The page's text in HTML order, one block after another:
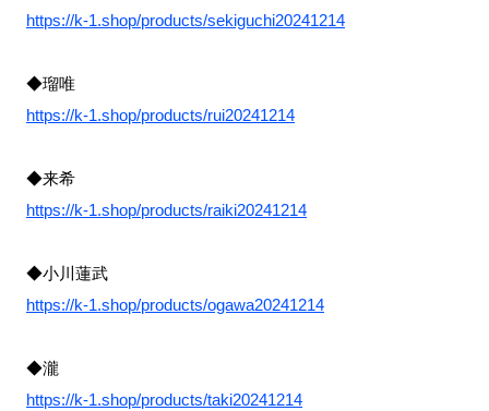
https://k-1.shop/products/sekiguchi20241214
◆瑠唯
https://k-1.shop/products/rui20241214
◆来希
https://k-1.shop/products/raiki20241214
◆小川蓮武
https://k-1.shop/products/ogawa20241214
◆瀧
https://k-1.shop/products/taki20241214